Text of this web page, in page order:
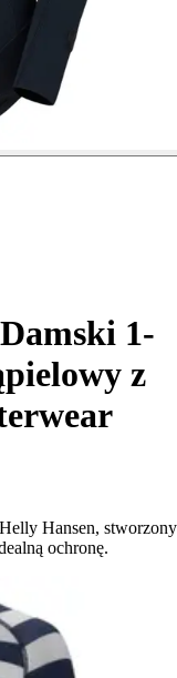
Damski 1-
z
Hansen, stworzony
ochronę.